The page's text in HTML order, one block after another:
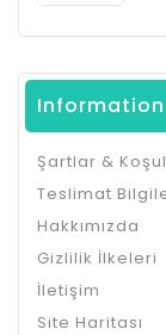
Information
Şartlar &
Teslimat
Hakkımızda
Gizlilik İlkeleri
İletişim
Site Haritası